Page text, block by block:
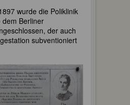
wurde die Poliklinik
dem Berliner
der auch
subventioniert